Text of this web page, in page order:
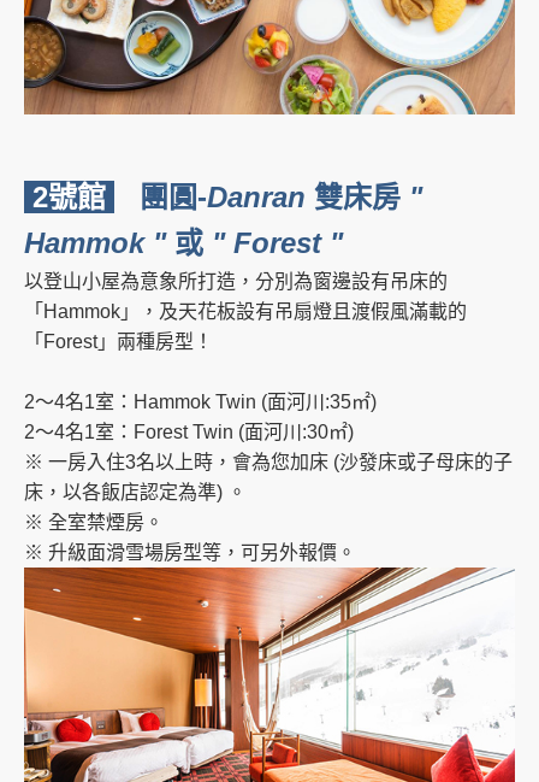
2號館 團圓-Danran 雙床房 "
Hammok "或 " Forest "
以登山小屋為意象所打造，分別為窗邊設有吊床的
「Hammok」，及天花板設有吊扇燈且渡假風滿載的
「Forest」兩種房型！
2～4名1室：Hammok Twin (面河川:35㎡)
2～4名1室：Forest Twin (面河川:30㎡)
※ 一房入住3名以上時，會為您加床 (沙發床或子母床的子
床，以各飯店認定為準) 。
※ 全室禁煙房。
※ 升級面滑雪場房型等，可另外報價。